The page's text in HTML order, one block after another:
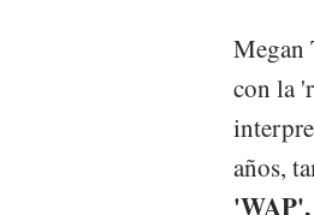
Megan
con la
años,
'WAP',